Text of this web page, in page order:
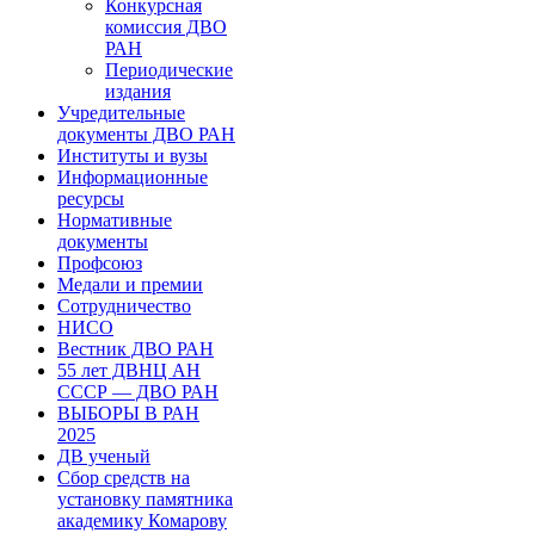
Конкурсная
комиссия ДВО
РАН
Периодические
издания
Учредительные
документы ДВО РАН
Институты и вузы
Информационные
ресурсы
Нормативные
документы
Профсоюз
Медали и премии
Сотрудничество
НИСО
Вестник ДВО РАН
55 лет ДВНЦ АН
СССР — ДВО РАН
ВЫБОРЫ В РАН
2025
ДВ ученый
Сбор средств на
установку памятника
академику Комарову